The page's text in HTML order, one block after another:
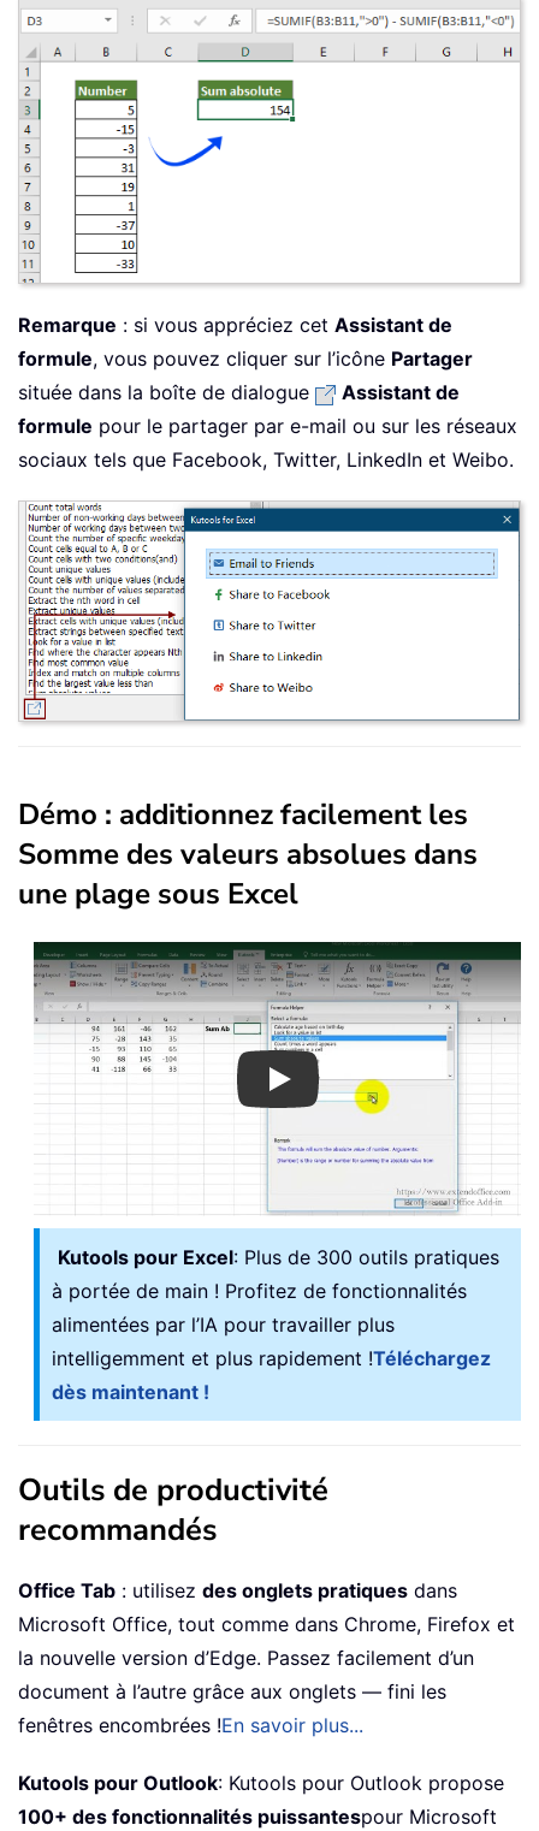
Remarque : si vous appréciez cet Assistant de
formule, vous pouvez cliquer sur l’icône Partager
située dans la boîte de dialogue
Assistant de
formule pour le partager par e-mail ou sur les réseaux
sociaux tels que Facebook, Twitter, LinkedIn et Weibo.
Démo : additionnez facilement les
Somme des valeurs absolues dans
une plage sous Excel
Play
Kutools pour Excel: Plus de 300 outils pratiques
à portée de main ! Profitez de fonctionnalités
alimentées par l’IA pour travailler plus
intelligemment et plus rapidement !Téléchargez
dès maintenant !
Outils de productivité
recommandés
Office Tab : utilisez des onglets pratiques dans
Microsoft Office, tout comme dans Chrome, Firefox et
la nouvelle version d’Edge. Passez facilement d’un
document à l’autre grâce aux onglets — fini les
fenêtres encombrées !En savoir plus...
Kutools pour Outlook: Kutools pour Outlook propose
100+ des fonctionnalités puissantespour Microsoft